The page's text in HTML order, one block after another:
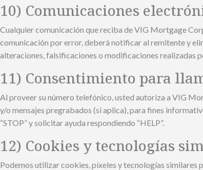
10) Comunicaciones
Cualquier comunicación que reciba de VIG Mortgage
comunicación por error, deberá notificar al remitente y
alteraciones, falsificaciones o modificaciones realizadas
11) Consentimiento para
Al proveer su número telefónico, usted autoriza a VIG
y/o mensajes pregrabados (si aplica), para fines
“STOP” y solicitar ayuda respondiendo “HELP”.
12) Cookies y tecnologías
Podemos utilizar cookies, píxeles y tecnologías